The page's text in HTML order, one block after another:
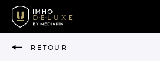
RETOUR